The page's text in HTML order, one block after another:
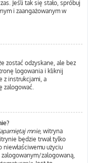
Jeśli tak się stało, spróbuj
i zaangażowanym w
zostać odzyskane, ale bez
logowania i kliknij
z instrukcjami, a
zalogować.
mnie, witryna
będzie trwał tylko
użyciu
zalogowaną,